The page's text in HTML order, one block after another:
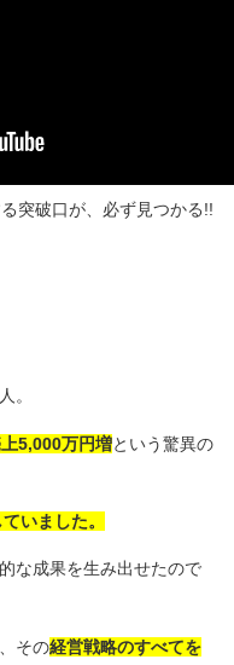
突破口が、必ず見つかる!!
。
5,000万円増という驚異の
いました。
な成果を生み出せたので
その経営戦略のすべてを